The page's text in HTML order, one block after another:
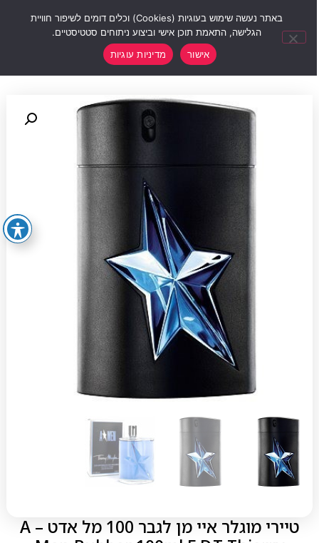
טיירי מוגלר איי מן לגבר 100 מל אדט – A
באתר נעשה שימוש בעוגיות (Cookies) וכלים דומים לשיפור חוויית
הגלישה, התאמת תוכן אישי וביצוע ניתוחים סטטיסטיים.
אישור
מדיניות עוגיות